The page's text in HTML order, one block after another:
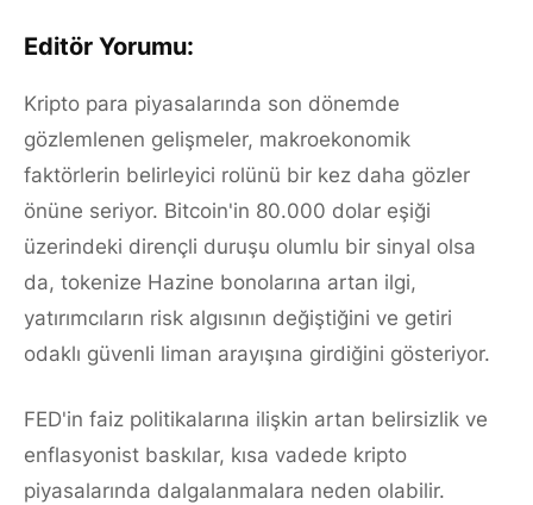
Editör Yorumu:
Kripto para piyasalarında son dönemde
gözlemlenen gelişmeler, makroekonomik
faktörlerin belirleyici rolünü bir kez daha gözler
önüne seriyor. Bitcoin'in 80.000 dolar eşiği
üzerindeki dirençli duruşu olumlu bir sinyal olsa
da, tokenize Hazine bonolarına artan ilgi,
yatırımcıların risk algısının değiştiğini ve getiri
odaklı güvenli liman arayışına girdiğini gösteriyor.
FED'in faiz politikalarına ilişkin artan belirsizlik ve
enflasyonist baskılar, kısa vadede kripto
piyasalarında dalgalanmalara neden olabilir.